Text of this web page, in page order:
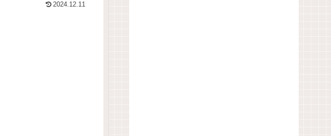
2024.12.11